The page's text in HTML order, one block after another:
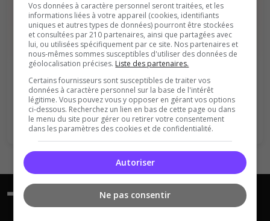
Vous devez être connecté pour ajouter
un avis sur ce serveur !
Se connecter S'inscrire
Vos données à caractère personnel seront traitées, et les
informations liées à votre appareil (cookies, identifiants
uniques et autres types de données) pourront être stockées
et consultées par 210 partenaires, ainsi que partagées avec
lui, ou utilisées spécifiquement par ce site. Nos partenaires et
nous-mêmes sommes susceptibles d'utiliser des données de
géolocalisation précises. Liste des partenaires.
Certains fournisseurs sont susceptibles de traiter vos
données à caractère personnel sur la base de l'intérêt
légitime. Vous pouvez vous y opposer en gérant vos options
ci-dessous. Recherchez un lien en bas de cette page ou dans
le menu du site pour gérer ou retirer votre consentement
dans les paramètres des cookies et de confidentialité.
Autoriser
Ne pas consentir